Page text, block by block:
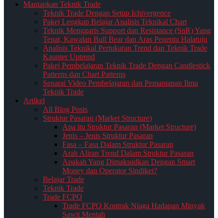
Mantapkan Teknik Trade
Teknik Trade Dengan Setup Ichivergence
Pakej Lengkap Belajar Analisis Teknikal Chart
Teknik Menggaris Support dan Resistance (SnR) Yang
Tepat, Kawalan Bull Bear dan Aras Penentu Halatuju
Analisis Teknikal Pertukaran Trend dan Teknik Trade
Kaunter Uptrend
Pakej Pembelajaran Teknik Trade Dengan Candlestick
Patterns dan Chart Patterns
Senarai Video Pembelajaran dan Pemantapan Ilmu
Teknik Trade
Artikel
All Blog Posts
Struktur Pasaran (Market Structure)
Apa itu Struktur Pasaran (Market Structure)
Jenis – Jenis Struktur Pasaran
Fasa – Fasa Dalam Struktur Pasaran
Arah Aliran Trend Dalam Struktur Pasaran
Apakah Yang Dimaksudkan Dengan Smart
Money dan Operator Sindiket?
Belajar Trade
Teknik Trade
Trade FCPO
Trade FCPO Kontrak Niaga Hadapan Minyak
Sawit Mentah